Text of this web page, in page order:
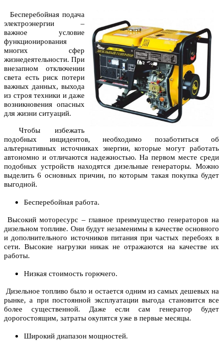
Бесперебойная подача
электроэнергии –
важное условие
функционирования
многих сфер
жизнедеятельности. При
внезапном отключении
света есть риск потери
важных данных, выхода
из строя техники и даже
возникновения опасных
для жизни ситуаций.
Чтобы избежать
подобных инцидентов, необходимо позаботиться об
альтернативных источниках энергии, которые могут работать
автономно и отличаются надежностью. На первом месте среди
подобных устройств находятся дизельные генераторы. Можно
выделить 6 основных причин, по которым такая покупка будет
выгодной.
Бесперебойная работа.
Высокий моторесурс – главное преимущество генераторов на
дизельном топливе. Они будут незаменимы в качестве основного
и дополнительного источников питания при частых перебоях в
сети. Высокие нагрузки никак не отражаются на качестве их
работы.
Низкая стоимость горючего.
Дизельное топливо было и остается одним из самых дешевых на
рынке, а при постоянной эксплуатации выгода становится все
более существенной. Даже если сам генератор будет
дорогостоящим, затраты окупятся уже в первые месяцы.
Широкий диапазон мощностей.